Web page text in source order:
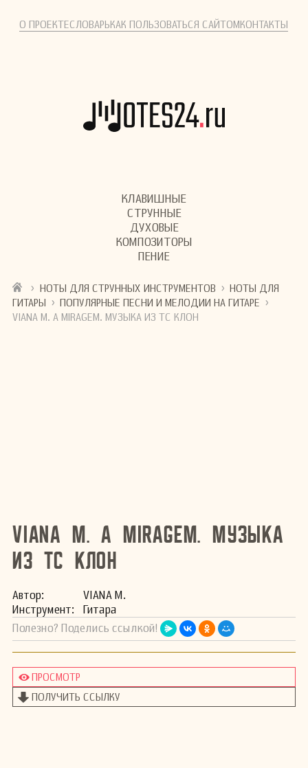
О ПРОЕКТЕСЛОВАРЬКАК ПОЛЬЗОВАТЬСЯ САЙТОМКОНТАКТЫ
КЛАВИШНЫЕ
СТРУННЫЕ
ДУХОВЫЕ
КОМПОЗИТОРЫ
ПЕНИЕ
› НОТЫ ДЛЯ СТРУННЫХ ИНСТРУМЕНТОВ › НОТЫ ДЛЯ
ГИТАРЫ › ПОПУЛЯРНЫЕ ПЕСНИ И МЕЛОДИИ НА ГИТАРЕ ›
VIANA М. A MIRAGEM. МУЗЫКА ИЗ ТС КЛОН
VIANA М. A miragem. Музыка
из тс Клон
Автор:
VIANA М.
Инстру­мент:
Гитара
Полезно? Поделись ссылкой!
ПРОСМОТР
ПОЛУЧИТЬ ССЫЛКУ